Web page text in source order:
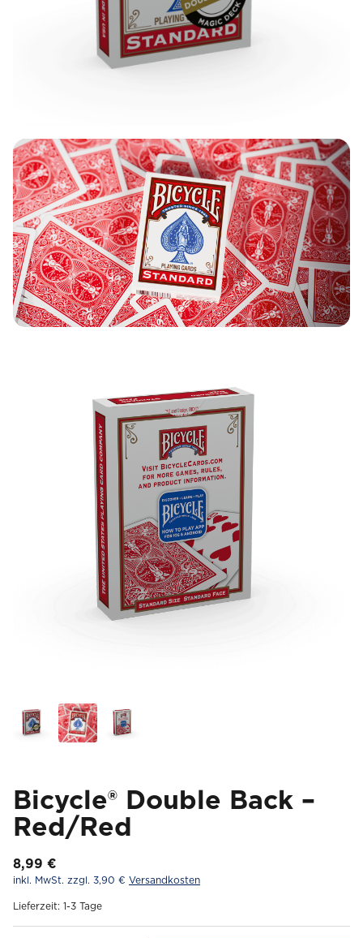
Bicycle® Double Back –
Red/Red
8,99 €
inkl. MwSt. zzgl. 3,90 € Versandkosten
Lieferzeit: 1-3 Tage